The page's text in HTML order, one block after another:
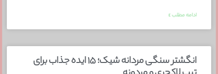
ادامه مطلب »
انگشتر سنگی مردانه شیک؛ ۱۵ ایده جذاب برای